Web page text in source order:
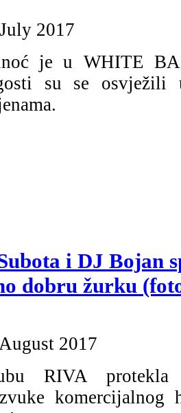
2017
je u WHITE
su se osvježili
i DJ Bojan
dobru žurku
2017
RIVA